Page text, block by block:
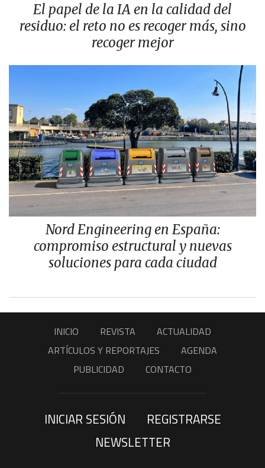
El papel de la IA en la calidad del
residuo: el reto no es recoger más, sino
recoger mejor
Nord Engineering en España:
compromiso estructural y nuevas
soluciones para cada ciudad
INICIO REVISTA
ACTUALIDAD
ARTÍCULOS Y REPORTAJES
AGENDA
PUBLICIDAD
CONTACTO
INICIAR SESIÓN
REGISTRARSE
NEWSLETTER